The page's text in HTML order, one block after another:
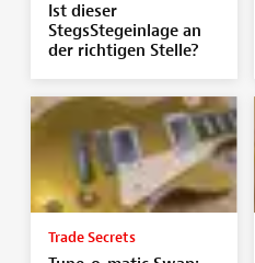
Ist dieser
StegsStegeinlage an
der richtigen Stelle?
Trade Secrets